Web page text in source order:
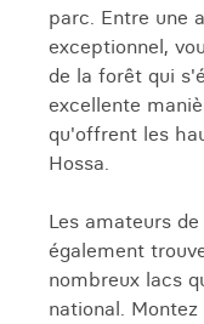
parc. Entre une
exceptionnel,
de la forêt qui
excellente
qu'offrent les
Hossa.
Les amateurs
également
nombreux lacs
national.